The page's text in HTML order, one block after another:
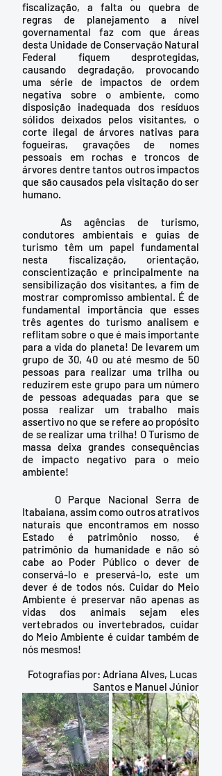
fiscalização, a falta ou quebra de
regras de planejamento a nível
governamental faz com que áreas
desta Unidade de Conservação Natural
Federal fiquem desprotegidas,
causando degradação, provocando
uma série de impactos de ordem
negativa sobre o ambiente, como
disposição inadequada dos resíduos
sólidos deixados pelos visitantes, o
corte ilegal de árvores nativas para
fogueiras, gravações de nomes
pessoais em rochas e troncos de
árvores dentre tantos outros impactos
que são causados pela visitação do ser
humano.
condutores ambientais e guias de
turismo têm um papel fundamental
nesta fiscalização, orientação,
conscientização e principalmente na
sensibilização dos visitantes, a fim de
mostrar compromisso ambiental. É de
fundamental importância que esses
três agentes do turismo analisem e
reflitam sobre o que é mais importante
para a vida do planeta! De levarem um
grupo de 30, 40 ou até mesmo de 50
pessoas para realizar uma trilha ou
reduzirem este grupo para um número
de pessoas adequadas para que se
possa realizar um trabalho mais
assertivo no que se refere ao propósito
de se realizar uma trilha! O Turismo de
massa deixa grandes consequências
de impacto negativo para o meio
ambiente!
Itabaiana, assim como outros atrativos
naturais que encontramos em nosso
Estado é patrimônio nosso, é
patrimônio da humanidade e não só
cabe ao Poder Público o dever de
conservá-lo e preservá-lo, este um
dever é de todos nós. Cuidar do Meio
Ambiente é preservar não apenas as
vidas dos animais sejam eles
vertebrados ou invertebrados, cuidar
do Meio Ambiente é cuidar também de
nós mesmos!
Fotografias por: Adriana Alves, Lucas
Santos e Manuel Júnior